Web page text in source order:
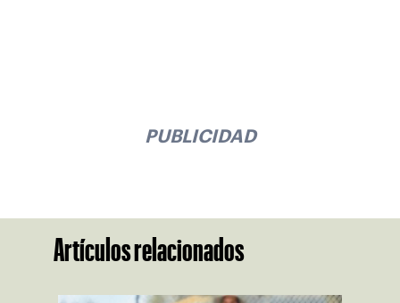
PUBLICIDAD
Artículos relacionados